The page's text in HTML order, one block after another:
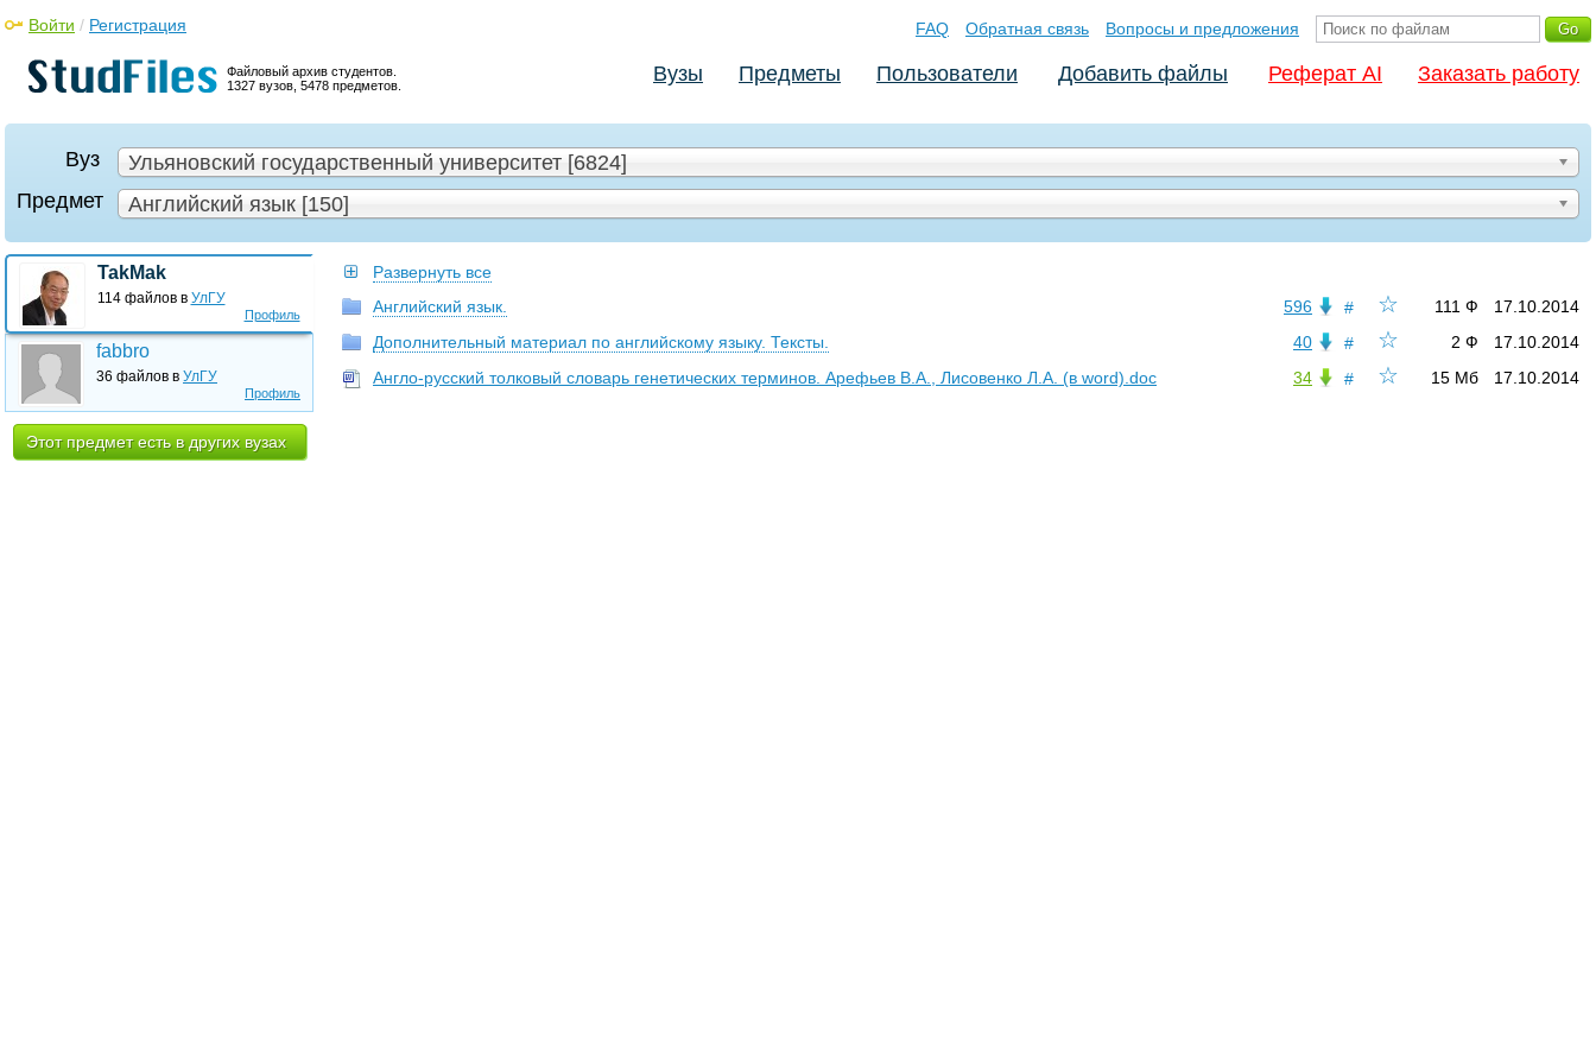
Файловый архив студентов.
1327 вузов, 5478 предметов.
Войти / Регистрация FAQ Обратная связь Вопросы и предложения
Вузы Предметы Пользователи Добавить файлы Реферат AI Заказать работу
Вуз
Ульяновский государственный университет [6824]
Предмет
Английский язык [150]
Профиль
TakMak
114 файлов в УлГУ
Профиль
fabbro
36 файлов в УлГУ
Этот предмет есть в других вузах
Развернуть все
☆
# 17.10.2014
111 Ф
596
Английский язык.
☆
# 17.10.2014
2 Ф
40
Дополнительный материал по английскому языку. Тексты.
☆
# 17.10.2014
15 Мб
34
Англо-русский толковый словарь генетических терминов. Арефьев В.А., Лисовенко Л.А. (в word).doc